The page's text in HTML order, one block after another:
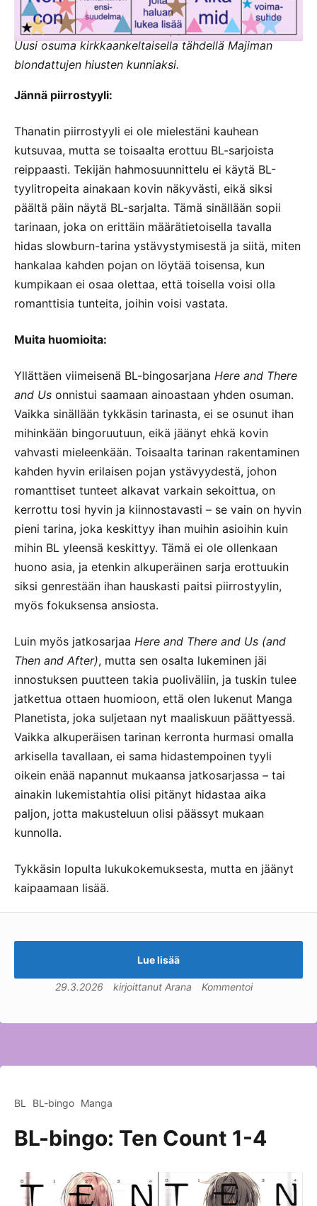
Uusi osuma kirkkaankeltaisella tähdellä Majiman
blondattujen hiusten kunniaksi.
Jännä piirrostyyli:
Thanatin piirrostyyli ei ole mielestäni kauhean
kutsuvaa, mutta se toisaalta erottuu BL-sarjoista
reippaasti. Tekijän hahmosuunnittelu ei käytä BL-
tyylitropeita ainakaan kovin näkyvästi, eikä siksi
päältä päin näytä BL-sarjalta. Tämä sinällään sopii
tarinaan, joka on erittäin määrätietoisella tavalla
hidas slowburn-tarina ystävystymisestä ja siitä, miten
hankalaa kahden pojan on löytää toisensa, kun
kumpikaan ei osaa olettaa, että toisella voisi olla
romanttisia tunteita, joihin voisi vastata.
Muita huomioita:
Yllättäen viimeisenä BL-bingosarjana Here and There
and Us onnistui saamaan ainoastaan yhden osuman.
Vaikka sinällään tykkäsin tarinasta, ei se osunut ihan
mihinkään bingoruutuun, eikä jäänyt ehkä kovin
vahvasti mieleenkään. Toisaalta tarinan rakentaminen
kahden hyvin erilaisen pojan ystävyydestä, johon
romanttiset tunteet alkavat varkain sekoittua, on
kerrottu tosi hyvin ja kiinnostavasti – se vain on hyvin
pieni tarina, joka keskittyy ihan muihin asioihin kuin
mihin BL yleensä keskittyy. Tämä ei ole ollenkaan
huono asia, ja etenkin alkuperäinen sarja erottuukin
siksi genrestään ihan hauskasti paitsi piirrostyylin,
myös fokuksensa ansiosta.
Luin myös jatkosarjaa Here and There and Us (and
Then and After), mutta sen osalta lukeminen jäi
innostuksen puutteen takia puoliväliin, ja tuskin tulee
jatkettua ottaen huomioon, että olen lukenut Manga
Planetista, joka suljetaan nyt maaliskuun päättyessä.
Vaikka alkuperäisen tarinan kerronta hurmasi omalla
arkisella tavallaan, ei sama hidastempoinen tyyli
oikein enää napannut mukaansa jatkosarjassa – tai
ainakin lukemistahtia olisi pitänyt hidastaa aika
paljon, jotta makusteluun olisi päässyt mukaan
kunnolla.
Tykkäsin lopulta lukukokemuksesta, mutta en jäänyt
kaipaamaan lisää.
Lue lisää
29.3.2026 kirjoittanut Arana Kommentoi
BL BL-bingo Manga
BL-bingo: Ten Count 1-4